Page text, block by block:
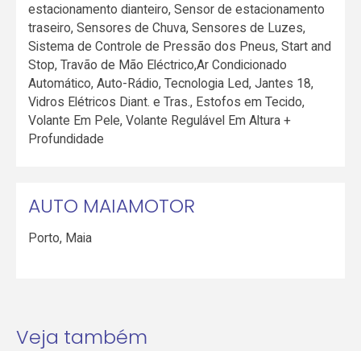
estacionamento dianteiro, Sensor de estacionamento
traseiro, Sensores de Chuva, Sensores de Luzes,
Sistema de Controle de Pressão dos Pneus, Start and
Stop, Travão de Mão Eléctrico,Ar Condicionado
Automático, Auto-Rádio, Tecnologia Led, Jantes 18,
Vidros Elétricos Diant. e Tras., Estofos em Tecido,
Volante Em Pele, Volante Regulável Em Altura +
Profundidade
AUTO MAIAMOTOR
Porto, Maia
Veja também